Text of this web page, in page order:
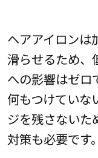
ヘアアイロンは
滑らせるため、
への影響はゼロ
何もつけていな
ジを残さないた
対策も必要です。